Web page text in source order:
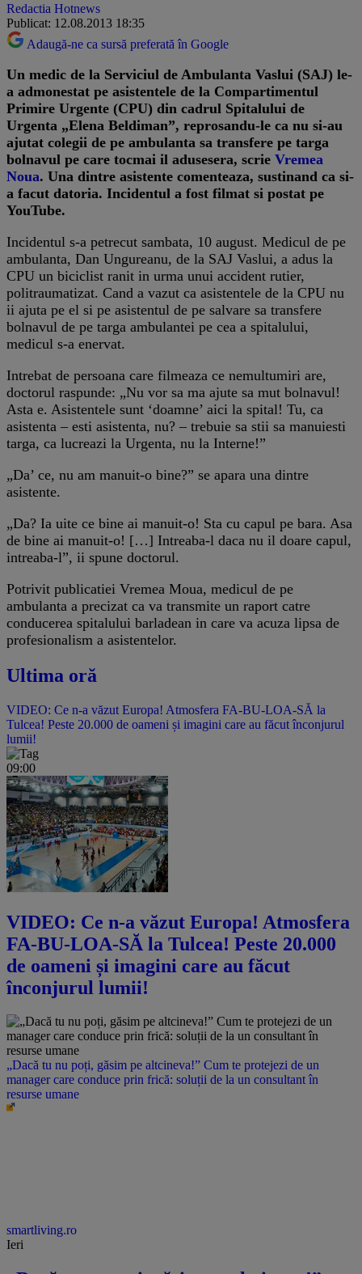
Redactia Hotnews
Publicat: 12.08.2013 18:35
Adaugă-ne ca sursă preferată în Google
Un medic de la Serviciul de Ambulanta Vaslui (SAJ) le-
a admonestat pe asistentele de la Compartimentul
Primire Urgente (CPU) din cadrul Spitalului de
Urgenta „Elena Beldiman”, reprosandu-le ca nu si-au
ajutat colegii de pe ambulanta sa transfere pe targa
bolnavul pe care tocmai il adusesera, scrie Vremea
Noua. Una dintre asistente comenteaza, sustinand ca si-
a facut datoria. Incidentul a fost filmat si postat pe
YouTube.
Incidentul s-a petrecut sambata, 10 august. Medicul de pe
ambulanta, Dan Ungureanu, de la SAJ Vaslui, a adus la
CPU un biciclist ranit in urma unui accident rutier,
politraumatizat. Cand a vazut ca asistentele de la CPU nu
ii ajuta pe el si pe asistentul de pe salvare sa transfere
bolnavul de pe targa ambulantei pe cea a spitalului,
medicul s-a enervat.
Intrebat de persoana care filmeaza ce nemultumiri are,
doctorul raspunde: „Nu vor sa ma ajute sa mut bolnavul!
Asta e. Asistentele sunt ‘doamne’ aici la spital! Tu, ca
asistenta – esti asistenta, nu? – trebuie sa stii sa manuiesti
targa, ca lucreazi la Urgenta, nu la Interne!”
„Da’ ce, nu am manuit-o bine?” se apara una dintre
asistente.
„Da? Ia uite ce bine ai manuit-o! Sta cu capul pe bara. Asa
de bine ai manuit-o! […] Intreaba-l daca nu il doare capul,
intreaba-l”, ii spune doctorul.
Potrivit publicatiei Vremea Moua, medicul de pe
ambulanta a precizat ca va transmite un raport catre
conducerea spitalului barladean in care va acuza lipsa de
profesionalism a asistentelor.
Ultima oră
VIDEO: Ce n-a văzut Europa! Atmosfera FA-BU-LOA-SĂ la
Tulcea! Peste 20.000 de oameni și imagini care au făcut înconjurul
lumii!
09:00
VIDEO: Ce n-a văzut Europa! Atmosfera
FA-BU-LOA-SĂ la Tulcea! Peste 20.000
de oameni și imagini care au făcut
înconjurul lumii!
„Dacă tu nu poți, găsim pe altcineva!” Cum te protejezi de un
manager care conduce prin frică: soluții de la un consultant în
resurse umane
smartliving.ro
Ieri